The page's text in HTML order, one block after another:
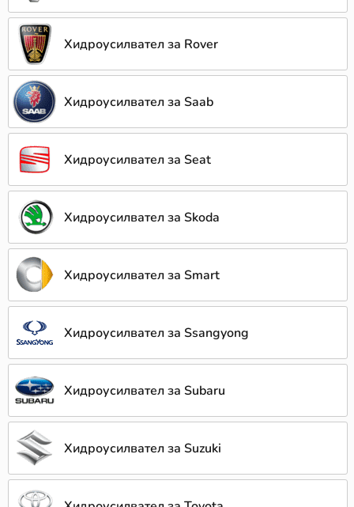
Хидроусилвател за Rover
Хидроусилвател за Saab
Хидроусилвател за Seat
Хидроусилвател за Skoda
Хидроусилвател за Smart
Хидроусилвател за Ssangyong
Хидроусилвател за Subaru
Хидроусилвател за Suzuki